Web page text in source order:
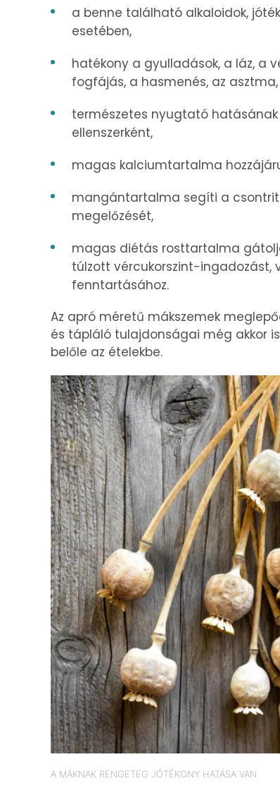
a benne található alkaloidok,
esetében,
hatékony a gyulladások, a láz, a
fogfájás, a hasmenés, az
természetes nyugtató
ellenszerként,
magas kalciumtartalma
mangántartalma segíti a
megelőzését,
magas diétás rosttartalma
túlzott vércukorszint-ingadozást,
fenntartásához.
Az apró méretű mákszemek
és tápláló tulajdonságai még akkor
belőle az ételekbe.
A MÁKNAK RENGETEG JÓTÉKONY HATÁSA VAN